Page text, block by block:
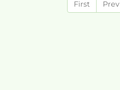
First Prev